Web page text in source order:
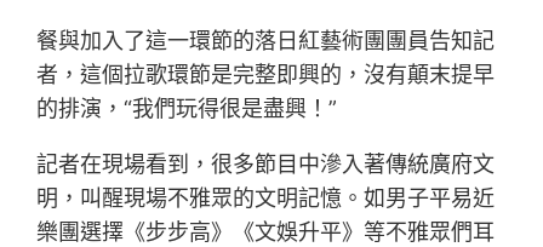
餐與加入了這一環節的落日紅藝術團團員告知記
者，這個拉歌環節是完整即興的，沒有顛末提早
的排演，“我們玩得很是盡興！”
記者在現場看到，很多節目中滲入著傳統廣府文
明，叫醒現場不雅眾的文明記憶。如男子平易近
樂團選擇《步步高》《文娛升平》等不雅眾們耳